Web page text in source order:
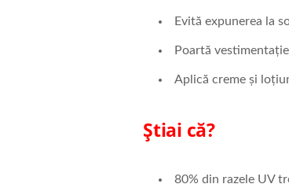
Evită expunerea la
Poartă
Aplică creme și
Știai că?
80% din razele UV